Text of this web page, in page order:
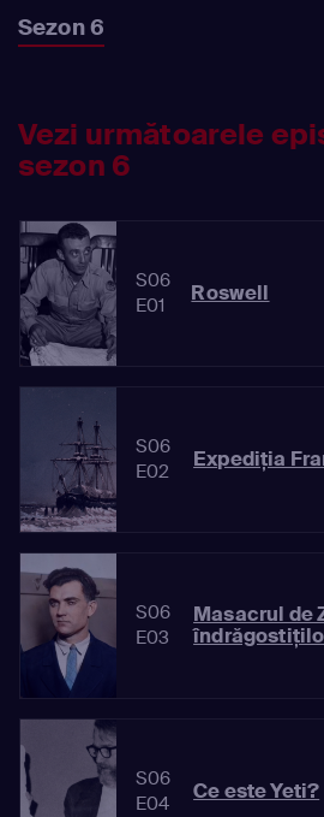
Sezon 6
Vezi următoarele
sezon 6
S06
E01
Roswell
S06
E02
Expediția
S06
E03
Masacrul de
S06
E04
Ce este Yeti?